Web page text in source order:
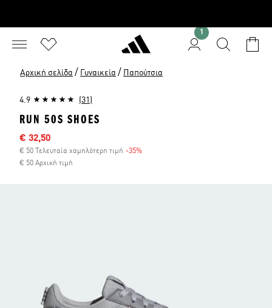
1
Αρχική σελίδα / Γυναικεία / Παπούτσια
4.9 (31)
RUN 50S SHOES
Τιμή έκπτωσης
€ 32,50
€ 50 Τελευταία χαμηλότερη τιμή -35%
€ 50 Αρχική τιμή